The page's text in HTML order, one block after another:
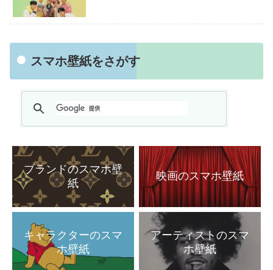
スマホ壁紙をさがす
ブランドのスマホ壁
紙
映画のスマホ壁紙
キャラクターのスマ
ホ壁紙
アーティストのスマ
ホ壁紙